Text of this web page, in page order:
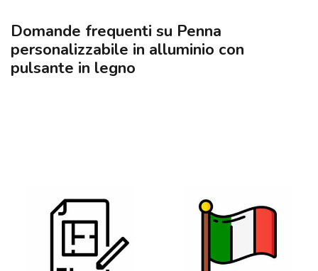
Domande frequenti su Penna
personalizzabile in alluminio con
pulsante in legno